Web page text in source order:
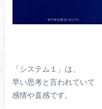
「システム１」は、
早い思考と言われていて
感情や直感です。